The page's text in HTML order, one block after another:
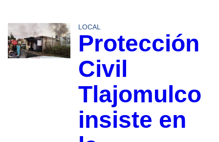
LOCAL
Protección
Civil
Tlajomulco
insiste en